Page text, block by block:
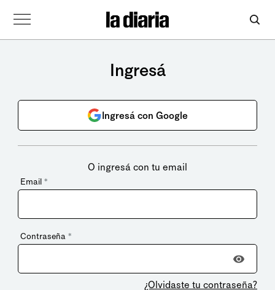
Ingresá
Ingresá con Google
O ingresá con tu email
Email *
Contraseña *
¿Olvidaste tu contraseña?